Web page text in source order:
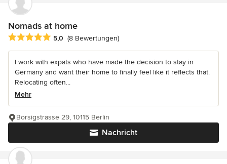
Nomads at home
Durchschnittliche Bewertung: 5 von 5 Sternen
5,0 (8 Bewertungen)
I work with expats who have made the decision to stay in
Germany and want their home to finally feel like it reflects that.
Relocating often...
Mehr
Nachricht
Borsigstrasse 29, 10115 Berlin